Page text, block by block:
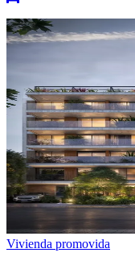
Vivienda promovida